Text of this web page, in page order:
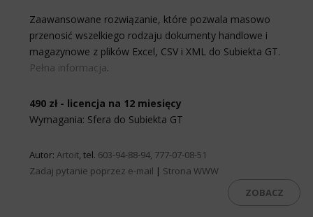
Zaawansowane rozwiązanie, które pozwala masowo
przenosić wszelkiego rodzaju dokumenty handlowe i
magazynowe z plików Excel, CSV i XML do Subiekta GT.
Pełna informacja.
490 zł - licencja na 12 miesięcy
Wymagania: Sfera do Subiekta GT
Autor: Artoit, tel. 603-94-88-94, 777-07-08-51
Zadaj pytanie poprzez e-mail | Strona WWW
ZOBACZ